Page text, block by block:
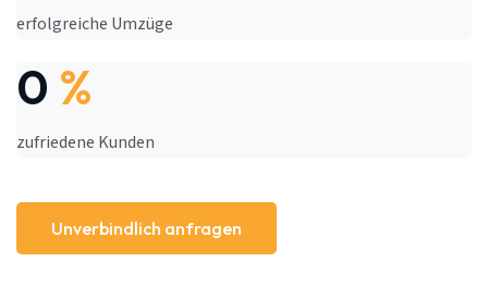
erfolgreiche Umzüge
0 %
zufriedene Kunden
Unverbindlich anfragen